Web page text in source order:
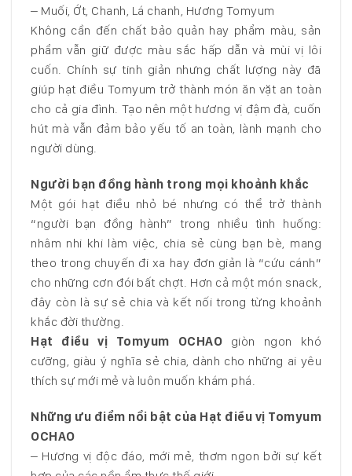
– Muối, Ớt, Chanh, Lá chanh, Hương Tomyum
Không cần đến chất bảo quản hay phẩm màu, sản
phẩm vẫn giữ được màu sắc hấp dẫn và mùi vị lôi
cuốn. Chính sự tinh giản nhưng chất lượng này đã
giúp hạt điều Tomyum trở thành món ăn vặt an toàn
cho cả gia đình. Tạo nên một hương vị đậm đà, cuốn
hút mà vẫn đảm bảo yếu tố an toàn, lành mạnh cho
người dùng.
Người bạn đồng hành trong mọi khoảnh khắc
Một gói hạt điều nhỏ bé nhưng có thể trở thành
“người bạn đồng hành” trong nhiều tình huống:
nhâm nhi khi làm việc, chia sẻ cùng bạn bè, mang
theo trong chuyến đi xa hay đơn giản là “cứu cánh”
cho những cơn đói bất chợt. Hơn cả một món snack,
đây còn là sự sẻ chia và kết nối trong từng khoảnh
khắc đời thường.
Hạt điều vị Tomyum OCHAO giòn ngon khó
cưỡng, giàu ý nghĩa sẻ chia, dành cho những ai yêu
thích sự mới mẻ và luôn muốn khám phá.
Những ưu điểm nổi bật của Hạt điều vị Tomyum
OCHAO
– Hương vị độc đáo, mới mẻ, thơm ngon bởi sự kết